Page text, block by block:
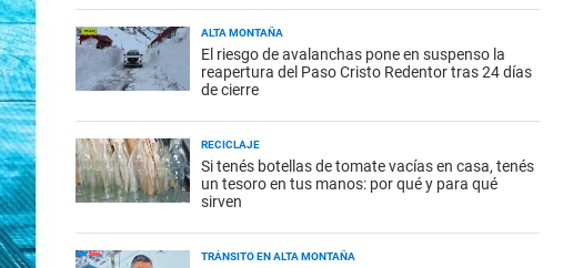
ALTA MONTAÑA
El riesgo de avalanchas pone en suspenso la
reapertura del Paso Cristo Redentor tras 24 días
de cierre
RECICLAJE
Si tenés botellas de tomate vacías en casa, tenés
un tesoro en tus manos: por qué y para qué
sirven
TRÁNSITO EN ALTA MONTAÑA